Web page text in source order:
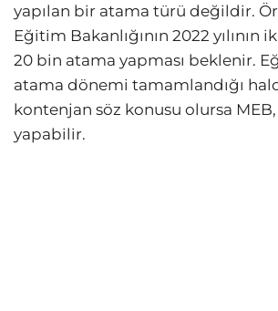
yapılan bir atama türü değildir.
Eğitim Bakanlığının 2022 yılının
20 bin atama yapması beklenir.
atama dönemi tamamlandığı
kontenjan söz konusu olursa
yapabilir.